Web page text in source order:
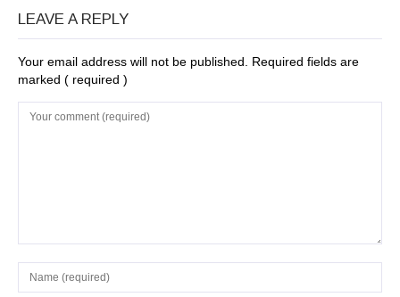
enigmatice de la
Gobelki Tepe din
Turcia
LEAVE A REPLY
Your email address will not be published. Required fields are
marked ( required )